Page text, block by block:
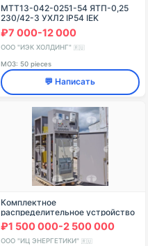
MTT13-042-0251-54 ЯТП-0,25
230/42-3 УХЛ2 IP54 IEK
₽7 000-12 000
ООО "ИЭК ХОЛДИНГ" 🇷🇺
МОЗ: 50 pieces
💬 Написать
Комплектное
распределительное устройство
КРУ К-104 ЕС-102-10-20/1250-
У3
₽1 500 000-2 500 000
ООО "ИЦ ЭНЕРГЕТИКИ" 🇷🇺